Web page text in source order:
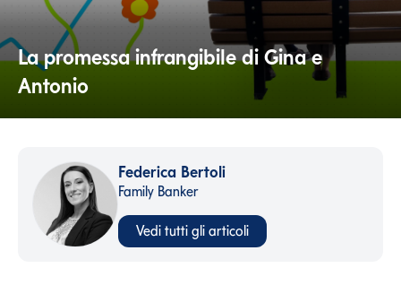
La promessa infrangibile di Gina e
Antonio
Federica Bertoli
Family Banker
Vedi tutti gli articoli